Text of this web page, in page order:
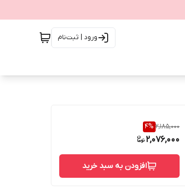
ورود | ثبت‌نام
2,185,000
4%
2,076,000
افزودن به سبد خرید